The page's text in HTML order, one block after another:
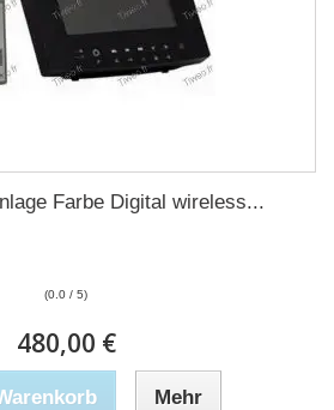
Farbe Digital wireless...
(0.0 / 5)
480,00 €
Mehr